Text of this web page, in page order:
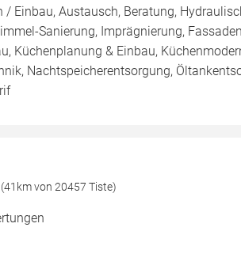
Einbau, Austausch, Beratung,
Sanierung, Imprägnierung,
Küchenplanung & Einbau,
Nachtspeicherentsorgung,
von 20457 Tiste)